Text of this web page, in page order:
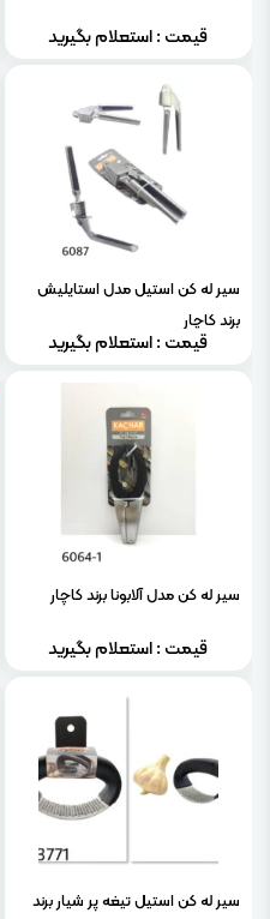
قیمت : استعلام بگیرید
سیر له کن استیل مدل استایلیش
برند کاچار
قیمت : استعلام بگیرید
سیر له کن مدل آلابونا برند کاچار
قیمت : استعلام بگیرید
سیر له کن استیل تیغه پر شیار برند